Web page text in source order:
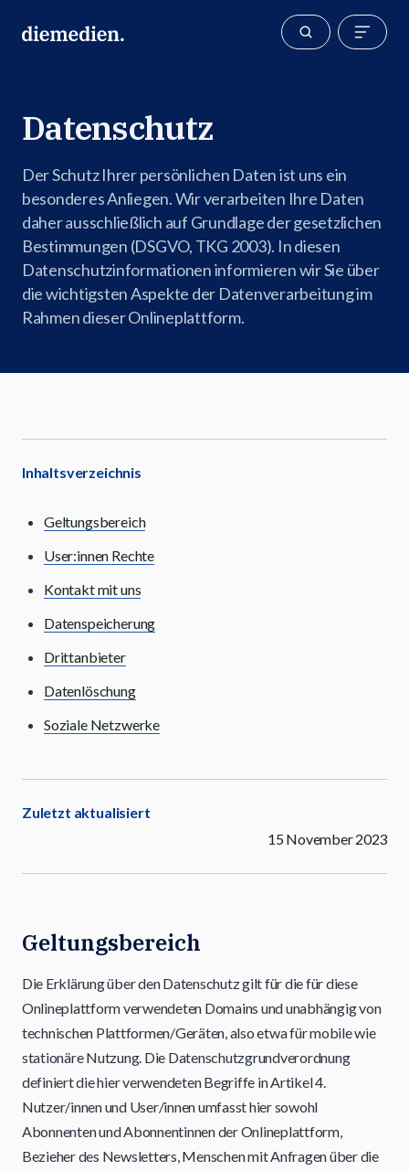
Datenschutz
Der Schutz Ihrer persönlichen Daten ist uns ein
besonderes Anliegen. Wir verarbeiten Ihre Daten
daher ausschließlich auf Grundlage der gesetzlichen
Bestimmungen (DSGVO, TKG 2003). In diesen
Datenschutzinformationen informieren wir Sie über
die wichtigsten Aspekte der Datenverarbeitung im
Rahmen dieser Onlineplattform.
Inhaltsverzeichnis
Geltungsbereich
User:innen Rechte
Kontakt mit uns
Datenspeicherung
Drittanbieter
Datenlöschung
Soziale Netzwerke
Zuletzt aktualisiert
15 November 2023
Geltungsbereich
Die Erklärung über den Datenschutz gilt für die für diese
Onlineplattform verwendeten Domains und unabhängig von
technischen Plattformen/Geräten, also etwa für mobile wie
stationäre Nutzung. Die Datenschutzgrundverordnung
definiert die hier verwendeten Begriffe in Artikel 4.
Nutzer/innen und User/innen umfasst hier sowohl
Abonnenten und Abonnentinnen der Onlineplattform,
Bezieher des Newsletters, Menschen mit Anfragen über die